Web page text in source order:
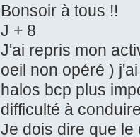
Bonsoir à tous !!
J + 8
J'ai repris mon
oeil non opéré )
halos bcp plus
difficulté à
Je dois dire que le